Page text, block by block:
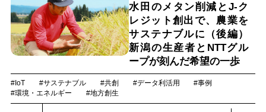
水田のメタン削減とJ-ク
レジット創出で、農業を
サステナブルに（後編）
新潟の生産者とNTTグル
ープが刻んだ希望の一歩
#IoT #サステナブル #共創 #データ利活用
#事例
#環境・エネルギー
#地方創生